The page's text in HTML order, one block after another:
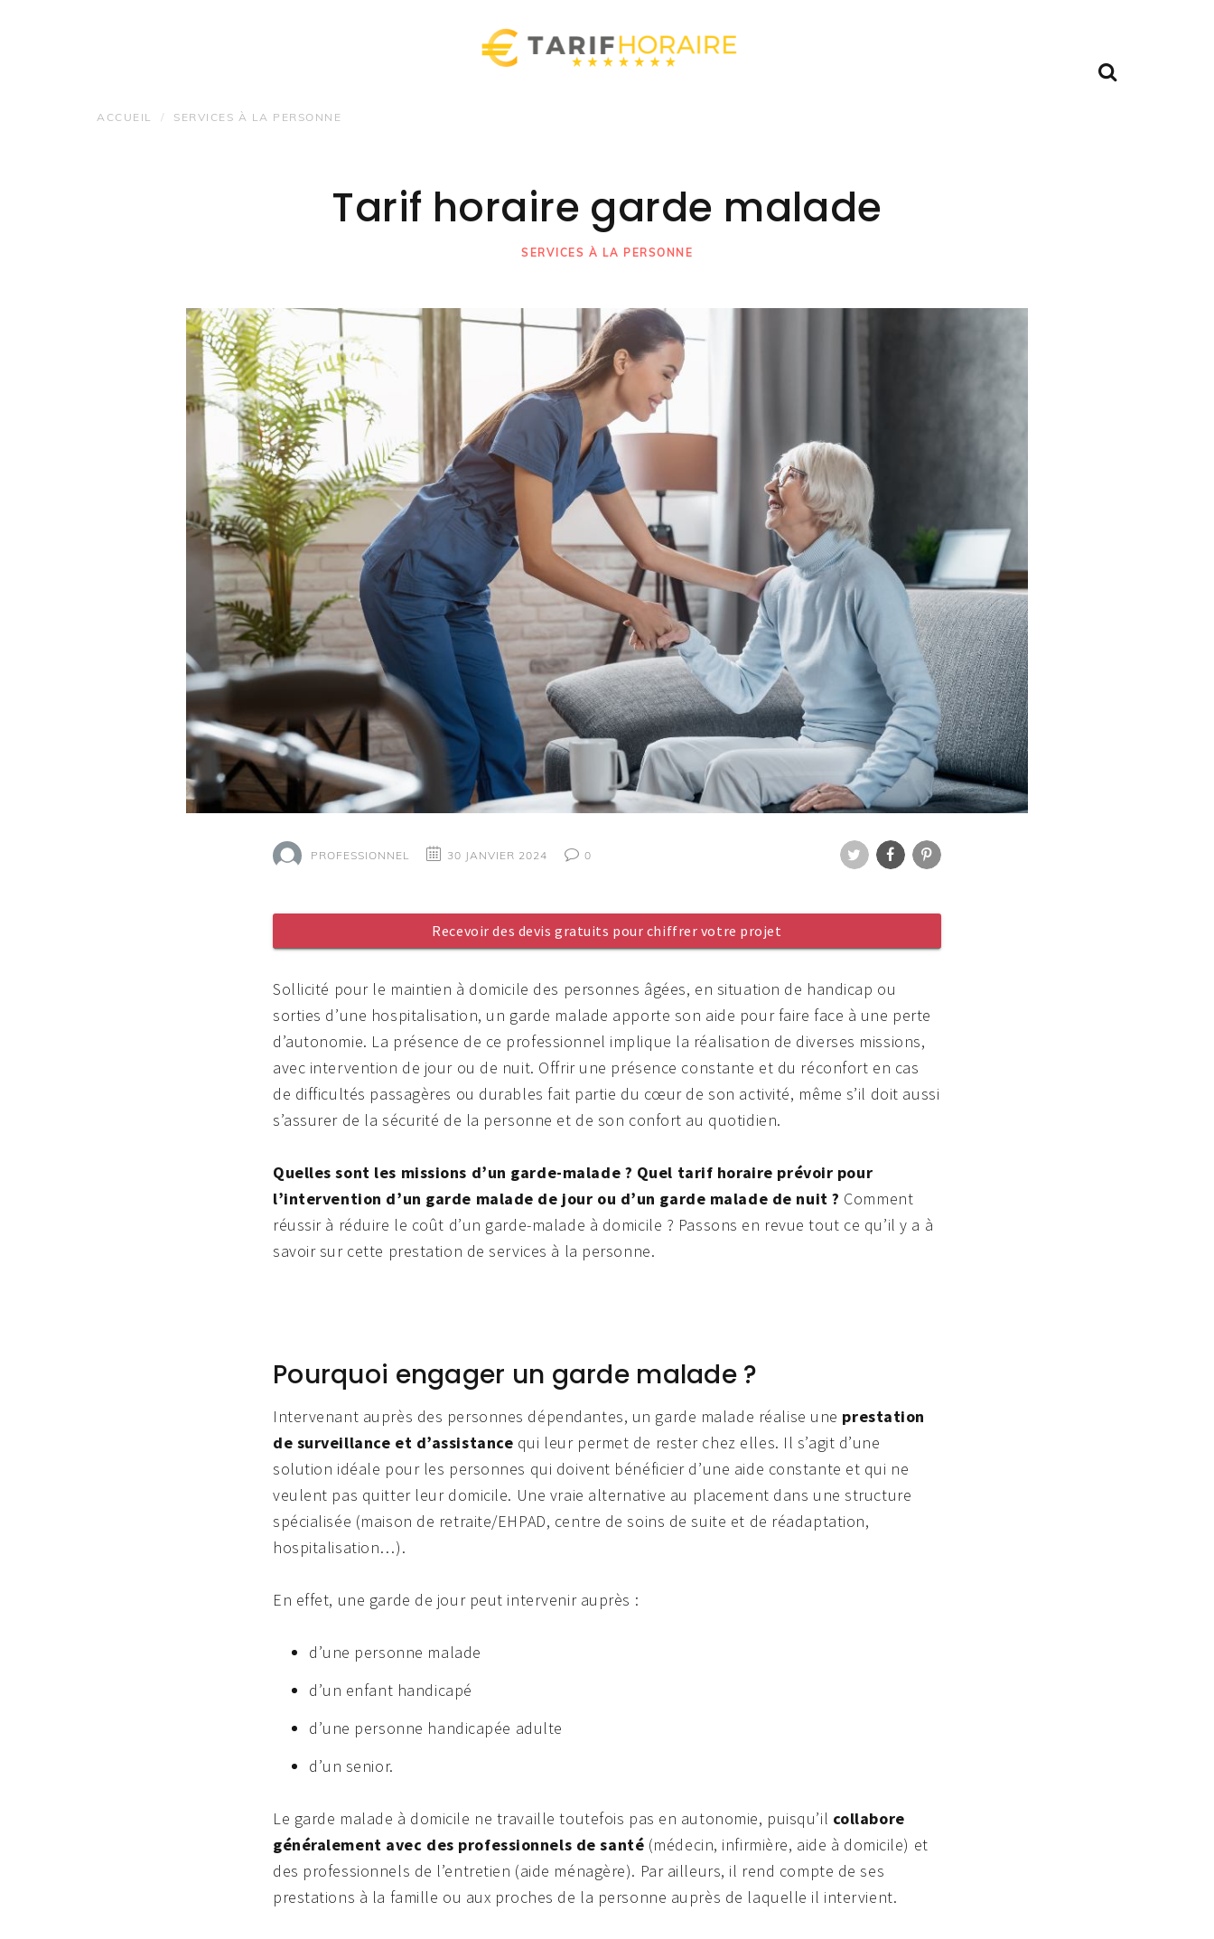
Recherche
ACCUEIL SERVICES À LA PERSONNE
Tarif horaire garde malade
SERVICES À LA PERSONNE
PROFESSIONNEL 30 JANVIER 2024 0
Recevoir des devis gratuits pour chiffrer votre projet
Sollicité pour le maintien à domicile des personnes âgées, en situation de handicap ou
sorties d’une hospitalisation, un garde malade apporte son aide pour faire face à une perte
d’autonomie. La présence de ce professionnel implique la réalisation de diverses missions,
avec intervention de jour ou de nuit. Offrir une présence constante et du réconfort en cas
de difficultés passagères ou durables fait partie du cœur de son activité, même s’il doit aussi
s’assurer de la sécurité de la personne et de son confort au quotidien.
Quelles sont les missions d’un garde-malade ? Quel tarif horaire prévoir pour
l’intervention d’un garde malade de jour ou d’un garde malade de nuit ? Comment
réussir à réduire le coût d’un garde-malade à domicile ? Passons en revue tout ce qu’il y a à
savoir sur cette prestation de services à la personne.
Pourquoi engager un garde malade ?
Intervenant auprès des personnes dépendantes, un garde malade réalise une prestation
de surveillance et d’assistance qui leur permet de rester chez elles. Il s’agit d’une
solution idéale pour les personnes qui doivent bénéficier d’une aide constante et qui ne
veulent pas quitter leur domicile. Une vraie alternative au placement dans une structure
spécialisée (maison de retraite/EHPAD, centre de soins de suite et de réadaptation,
hospitalisation…).
En effet, une garde de jour peut intervenir auprès :
d’une personne malade
d’un enfant handicapé
d’une personne handicapée adulte
d’un senior.
Le garde malade à domicile ne travaille toutefois pas en autonomie, puisqu’il collabore
généralement avec des professionnels de santé (médecin, infirmière, aide à domicile) et
des professionnels de l’entretien (aide ménagère). Par ailleurs, il rend compte de ses
prestations à la famille ou aux proches de la personne auprès de laquelle il intervient.